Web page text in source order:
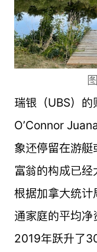
瑞银（UBS）
O’Connor
象还停留在游
富翁的构成已经
根据加拿大统
通家庭的平均
2019年跃升了